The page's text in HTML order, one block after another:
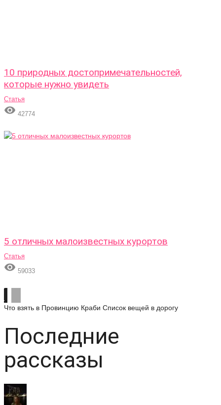
10 природных достопримечательностей,
которые нужно увидеть
Статья
 42774
5 отличных малоизвестных курортов
Статья
 59033
Что взять в Провинцию Краби Список вещей в дорогу
Последние
рассказы